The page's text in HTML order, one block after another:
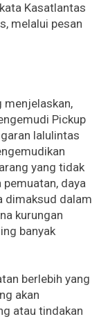
Kasatlantas
melalui pesan
menjelaskan,
Pickup
lalulintas
yang tidak
daya
dimaksud dalam
kurungan
banyak
berlebih yang
akan
atau tindakan